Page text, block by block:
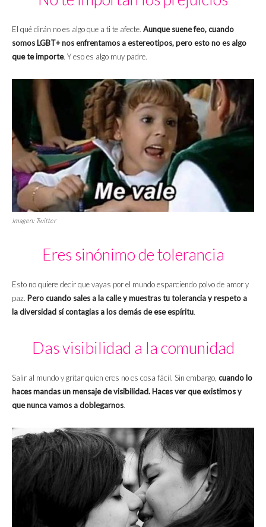
El qué dirán no es algo que a ti te afecte. Aunque suene feo, cuando
somos LGBT+ nos enfrentamos a estereotipos, pero esto no es algo
que te importe. Y eso es algo muy padre.
Imagen: Twitter
Eres sinónimo de tolerancia
Esto no quiere decir que vayas por el mundo esparciendo polvo de amor y
paz. Pero cuando sales a la calle y muestras tu tolerancia y respeto a
la diversidad sí contagias a los demás de ese espíritu.
Das visibilidad a la comunidad
Salir al mundo y gritar quien eres no es cosa fácil. Sin embargo, cuando lo
haces mandas un mensaje de visibilidad. Haces ver que existimos y
que nunca vamos a doblegarnos.